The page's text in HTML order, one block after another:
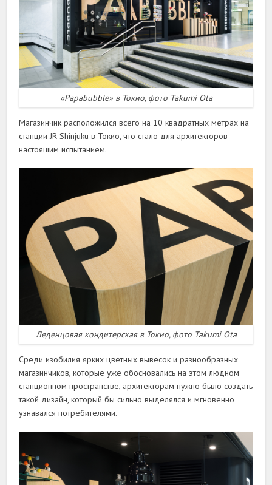
«Papabubble» в Токио, фото Takumi Ota
Магазинчик расположился всего на 10 квадратных метрах на
станции JR Shinjuku в Токио, что стало для архитекторов
настоящим испытанием.
Леденцовая кондитерская в Токио, фото Takumi Ota
Среди изобилия ярких цветных вывесок и разнообразных
магазинчиков, которые уже обосновались на этом людном
станционном пространстве, архитекторам нужно было создать
такой дизайн, который бы сильно выделялся и мгновенно
узнавался потребителями.